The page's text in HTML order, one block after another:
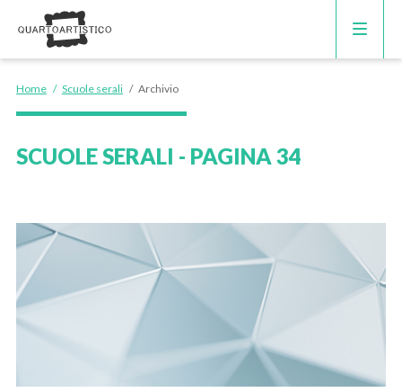
SCUOLE SERALI
Home / Scuole serali / Archivio
SCUOLE SERALI - PAGINA 34